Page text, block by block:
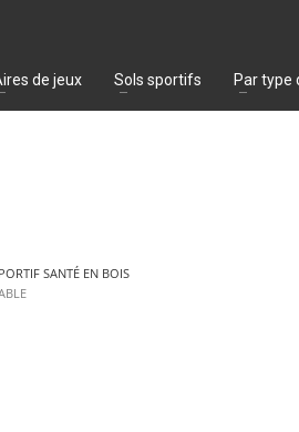
de jeux Sols sportifs Par type
SANTÉ EN BOIS